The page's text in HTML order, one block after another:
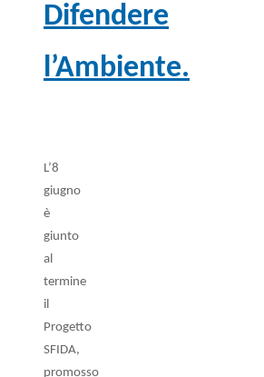
Difendere
l’Ambiente.
L’8
giugno
è
giunto
al
termine
il
Progetto
SFIDA,
promosso